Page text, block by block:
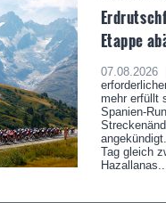
Etappe
07.08.2026 |
mehr erfüllt
Spanien-
Tag gleich